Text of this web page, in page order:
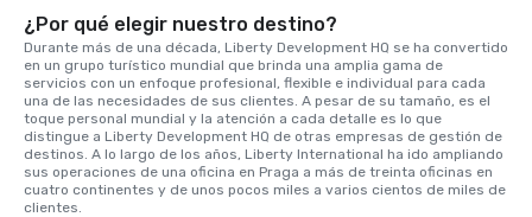
¿Por qué elegir nuestro destino?
Durante más de una década, Liberty Development HQ se ha convertido
en un grupo turístico mundial que brinda una amplia gama de
servicios con un enfoque profesional, flexible e individual para cada
una de las necesidades de sus clientes. A pesar de su tamaño, es el
toque personal mundial y la atención a cada detalle es lo que
distingue a Liberty Development HQ de otras empresas de gestión de
destinos. A lo largo de los años, Liberty International ha ido ampliando
sus operaciones de una oficina en Praga a más de treinta oficinas en
cuatro continentes y de unos pocos miles a varios cientos de miles de
clientes.